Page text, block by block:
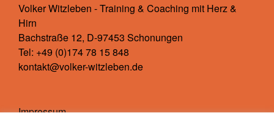
Volker Witzleben - Training & Coaching mit Herz &
Hirn
Bachstraße 12, D-97453 Schonungen
Tel: +49 (0)174 78 15 848
kontakt@volker-witzleben.de